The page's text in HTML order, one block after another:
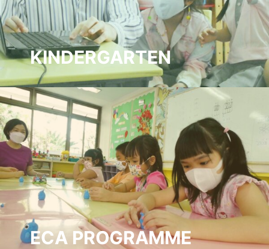
KINDERGARTEN
มุ่งพัฒนาเด็กเพื่อวางรากฐานการเรียนรู้ คุณลักษณะของ
เด็ก ด้วยหลักสูตรทันสมัย กิจกรรมบูรณาการ ความ
เอาใจใส่ของ Homeroom Teacher และครูประจำชั้น
พัฒนาเด็กให้มีความพร้อม กล้าแสดงออก ใฝ่รู้ อยู่ร่วม
กับผู้อื่นอย่างมีความสุข
ECA PROGRAMME